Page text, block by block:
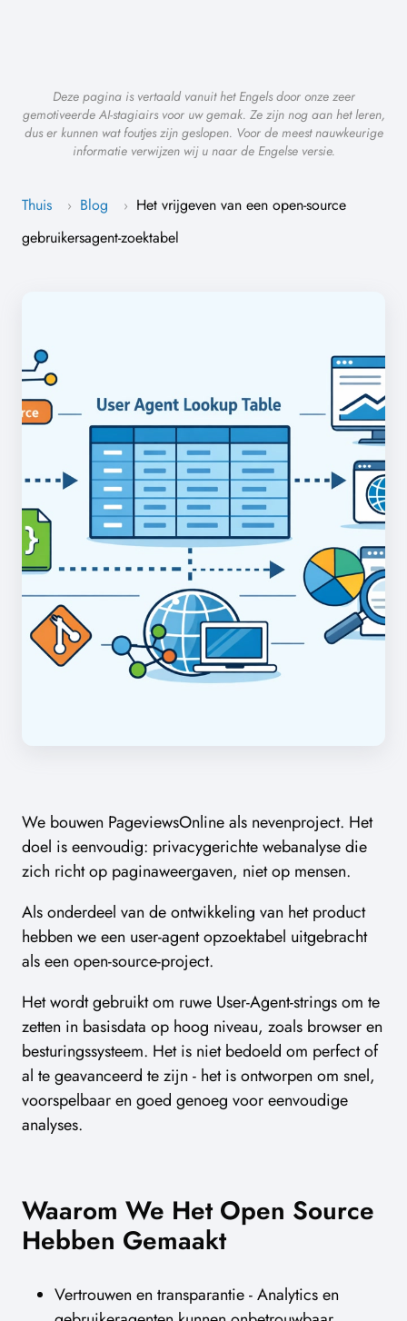
Deze pagina is vertaald vanuit het Engels door onze zeer
gemotiveerde AI-stagiairs voor uw gemak. Ze zijn nog aan het leren,
dus er kunnen wat foutjes zijn geslopen. Voor de meest nauwkeurige
informatie verwijzen wij u naar de Engelse versie.
Thuis › Blog › Het vrijgeven van een open-source
gebruikersagent-zoektabel
We bouwen PageviewsOnline als nevenproject. Het
doel is eenvoudig: privacygerichte webanalyse die
zich richt op paginaweergaven, niet op mensen.
Als onderdeel van de ontwikkeling van het product
hebben we een user-agent opzoektabel uitgebracht
als een open-source-project.
Het wordt gebruikt om ruwe User-Agent-strings om te
zetten in basisdata op hoog niveau, zoals browser en
besturingssysteem. Het is niet bedoeld om perfect of
al te geavanceerd te zijn - het is ontworpen om snel,
voorspelbaar en goed genoeg voor eenvoudige
analyses.
Waarom We Het Open Source
Hebben Gemaakt
Vertrouwen en transparantie - Analytics en